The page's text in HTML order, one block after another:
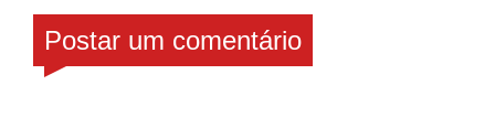
Postar um comentário